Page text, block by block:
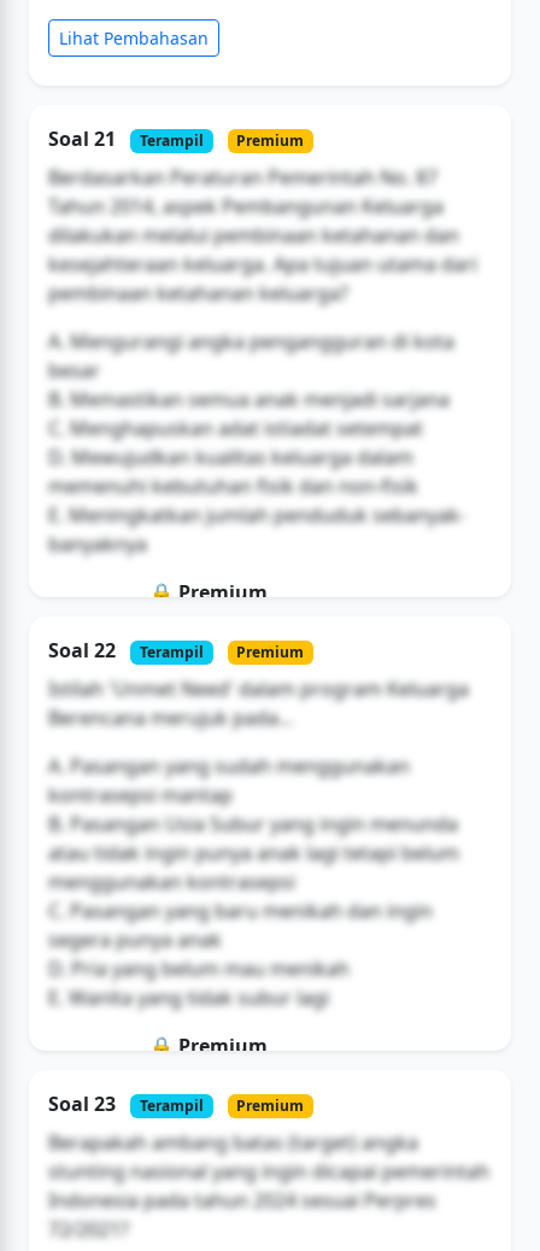
Lihat Pembahasan
Soal 21 Terampil Premium
Berdasarkan Peraturan Pemerintah No. 87
Tahun 2014, aspek Pembangunan Keluarga
dilakukan melalui pembinaan ketahanan dan
kesejahteraan keluarga. Apa tujuan utama dari
pembinaan ketahanan keluarga?
A. Mengurangi angka pengangguran di kota
besar
B. Memastikan semua anak menjadi sarjana
C. Menghapuskan adat istiadat setempat
D. Mewujudkan kualitas keluarga dalam
memenuhi kebutuhan fisik dan non-fisik
E. Meningkatkan jumlah penduduk sebanyak-
banyaknya
🔒 Premium
Buka Akses
Soal 22 Terampil Premium
Istilah 'Unmet Need' dalam program Keluarga
Berencana merujuk pada...
A. Pasangan yang sudah menggunakan
kontrasepsi mantap
B. Pasangan Usia Subur yang ingin menunda
atau tidak ingin punya anak lagi tetapi belum
menggunakan kontrasepsi
C. Pasangan yang baru menikah dan ingin
segera punya anak
D. Pria yang belum mau menikah
E. Wanita yang tidak subur lagi
🔒 Premium
Buka Akses
Soal 23 Terampil Premium
Berapakah ambang batas (target) angka
stunting nasional yang ingin dicapai pemerintah
Indonesia pada tahun 2024 sesuai Perpres
72/2021?